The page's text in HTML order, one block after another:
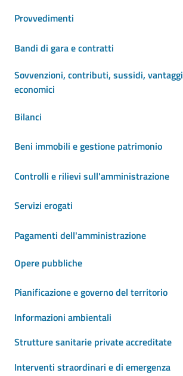
Provvedimenti
Bandi di gara e contratti
Sovvenzioni, contributi, sussidi, vantaggi
economici
Bilanci
Beni immobili e gestione patrimonio
Controlli e rilievi sull'amministrazione
Servizi erogati
Pagamenti dell'amministrazione
Opere pubbliche
Pianificazione e governo del territorio
Informazioni ambientali
Strutture sanitarie private accreditate
Interventi straordinari e di emergenza